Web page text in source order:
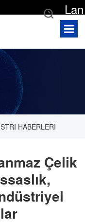
HABERLERI
Çelik
Lan
gua
ge